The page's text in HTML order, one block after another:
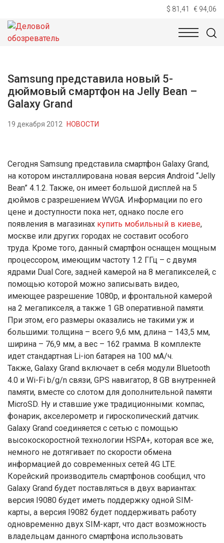
$ 81,41 € 94,06
НОВОСТИ
Samsung представила новый 5-
дюймовый смартфон на Jelly Bean –
Galaxy Grand
19 декабря 2012 НОВОСТИ
Сегодня Samsung представила смартфон Galaxy Grand,
на котором инсталлирована новая версия Android “Jelly
Bean” 4.1.2. Также, он имеет большой дисплей на 5
дюймов с разрешением WVGA. Информации по его
цене и доступности пока нет, однако после его
появления в магазинах купить мобильный в киеве,
москве или других городах не составит особого
труда. Кроме того, данный смартфон оснащен мощным
процессором, имеющим частоту 1.2 ГГц – с двумя
ядрами Dual Core, задней камерой на 8 мегапикселей, с
помощью которой можно записывать видео,
имеющее разрешение 1080p, и фронтальной камерой
на 2 мегапикселя, а также 1 GB оперативной памяти.
При этом, его размеры оказались не такими уж и
большими: толщина – всего 9,6 мм, длина – 143,5 мм,
ширина – 76,9 мм, а вес – 162 грамма. В комплекте
идет стандартная Li-ion батарея на 100 мА/ч.
Также, Galaxy Grand включает в себя модули Bluetooth
4.0 и Wi-Fi b/g/n связи, GPS навигатор, 8 GB внутренней
памяти, вместе со слотом для дополнительной памяти
MicroSD. Ну и ставшие уже традиционными: компас,
фонарик, акселерометр и гироскопический датчик.
Galaxy Grand соединяется с сетью с помощью
высокоскоростной технологии HSPA+, которая все же,
немного не дотягивает по скорости обмена
информацией до современных сетей 4G LTE.
Корейский производитель смартфонов сообщил, что
Galaxy Grand будет поставляться в двух вариантах:
версия I9080 будет иметь поддержку одной SIM-
карты, а версия I9082 будет поддерживать работу
одновременно двух SIM-карт, что даст возможность
владельцам данного смартфона использовать